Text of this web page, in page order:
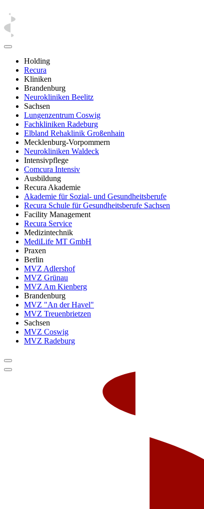
Holding
Recura
Kliniken
Brandenburg
Neurokliniken Beelitz
Sachsen
Lungenzentrum Coswig
Fachkliniken Radeburg
Elbland Rehaklinik Großenhain
Mecklenburg-Vorpommern
Neurokliniken Waldeck
Intensivpflege
Comcura Intensiv
Ausbildung
Recura Akademie
Akademie für Sozial- und Gesundheitsberufe
Recura Schule für Gesundheitsberufe Sachsen
Facility Management
Recura Service
Medizintechnik
MediLife MT GmbH
Praxen
Berlin
MVZ Adlershof
MVZ Grünau
MVZ Am Kienberg
Brandenburg
MVZ "An der Havel"
MVZ Treuenbrietzen
Sachsen
MVZ Coswig
MVZ Radeburg